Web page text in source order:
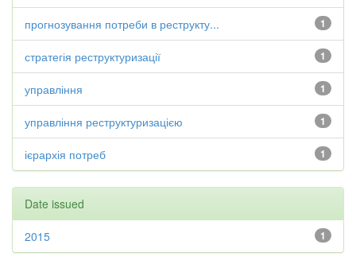
1
прогнозування потреби в реструкту...
1
стратегія реструктуризації
1
управління
1
управління реструктуризацією
1
ієрархія потреб
Date issued
1
2015